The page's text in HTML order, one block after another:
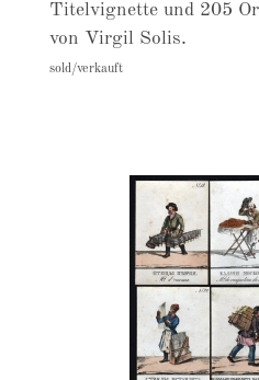
Titelvignette und 205
von Virgil Solis.
sold/verkauft